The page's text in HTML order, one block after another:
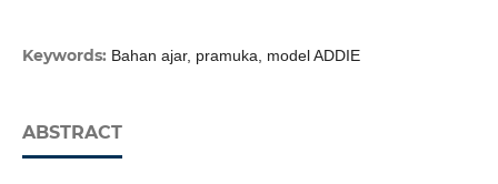
Keywords: Bahan ajar, pramuka, model ADDIE
ABSTRACT